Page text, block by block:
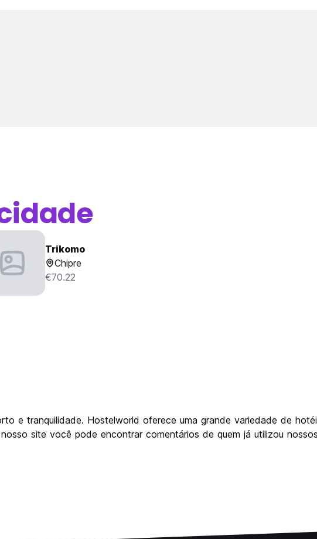
Trikomo
Chipre
€70.22
e tranquilidade. Hostelworld oferece uma grande variedade de
site você pode encontrar comentários de quem já utilizou